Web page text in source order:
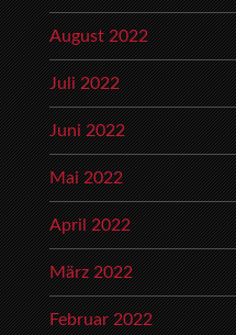
August 2022
Juli 2022
Juni 2022
Mai 2022
April 2022
März 2022
Februar 2022